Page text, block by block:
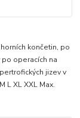
končetin, po
operacích na
jizev v
L XL XXL Max.